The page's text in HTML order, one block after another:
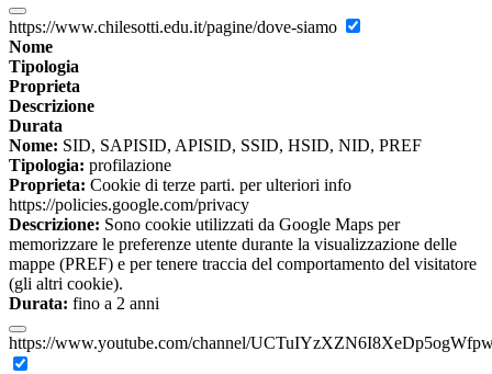
https://www.chilesotti.edu.it/pagine/dove-siamo
Nome
Tipologia
Proprieta
Descrizione
Durata
Nome: SID, SAPISID, APISID, SSID, HSID, NID, PREF
Tipologia: profilazione
Proprieta: Cookie di terze parti. per ulteriori info
https://policies.google.com/privacy
Descrizione: Sono cookie utilizzati da Google Maps per
memorizzare le preferenze utente durante la visualizzazione delle
mappe (PREF) e per tenere traccia del comportamento del visitatore
(gli altri cookie).
Durata: fino a 2 anni
https://www.youtube.com/channel/